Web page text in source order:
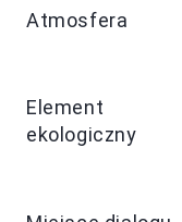
Atmosfera
Element
ekologiczny